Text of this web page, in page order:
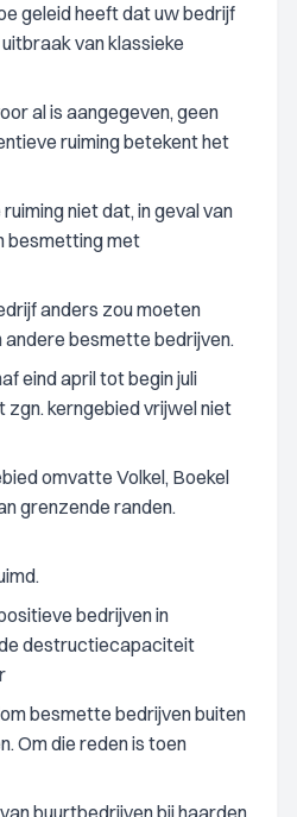
geleid heeft dat uw bedrijf
van klassieke
al is aangegeven, geen
ruiming betekent het
niet dat, in geval van
besmetting met
anders zou moeten
besmette bedrijven.
eind april tot begin juli
zgn. kerngebied vrijwel niet
omvatte Volkel, Boekel
grenzende randen.
bedrijven in
destructiecapaciteit
besmette bedrijven buiten
Om die reden is toen
buurtbedrijven bij haarden